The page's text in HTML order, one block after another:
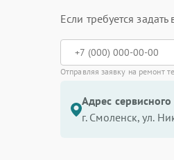
Если требуется
Отправляя заявку на ремонт
Адрес
г. Смоленск, ул.